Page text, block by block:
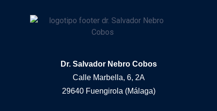
Dr. Salvador Nebro Cobos
Calle Marbella, 6, 2A
29640 Fuengirola (Málaga)